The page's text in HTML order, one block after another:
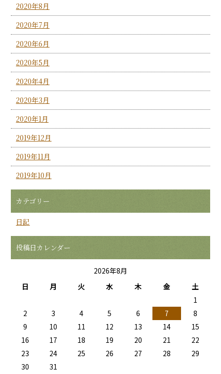
2020年8月
2020年7月
2020年6月
2020年5月
2020年4月
2020年3月
2020年1月
2019年12月
2019年11月
2019年10月
カテゴリー
日記
投稿日カレンダー
2026年8月
日
月 火 水 木 金
土
1
2
3 4 5 6 7
8
9
10 11 12 13 14
15
16
17 18 19 20 21
22
23
24 25 26 27 28
29
30
31